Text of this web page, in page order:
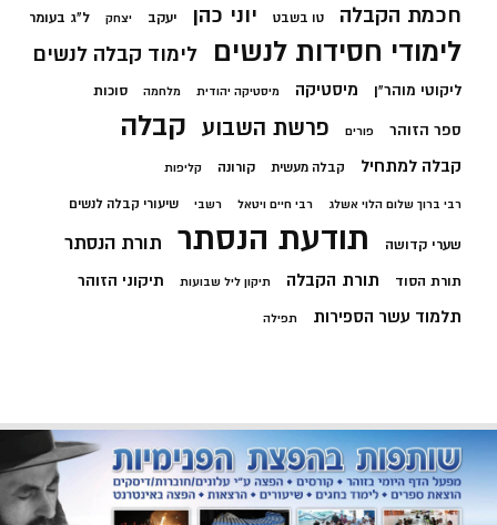
חכמת הקבלה טו בשבט יוני כהן יעקב יצחק ל"ג בעומר
לימודי חסידות לנשים לימוד קבלה לנשים
ליקוטי מוהר"ן מיסטיקה מיסטיקה יהודית מלחמה סוכות
ספר הזוהר פורים פרשת השבוע קבלה
קבלה למתחיל קבלה מעשית קורונה קליפות
רבי ברוך שלום הלוי אשלג רבי חיים ויטאל רשבי שיעורי קבלה לנשים
שערי קדושה תודעת הנסתר תורת הנסתר
תורת הסוד תורת הקבלה תיקון ליל שבועות תיקוני הזוהר
תלמוד עשר הספירות תפילה